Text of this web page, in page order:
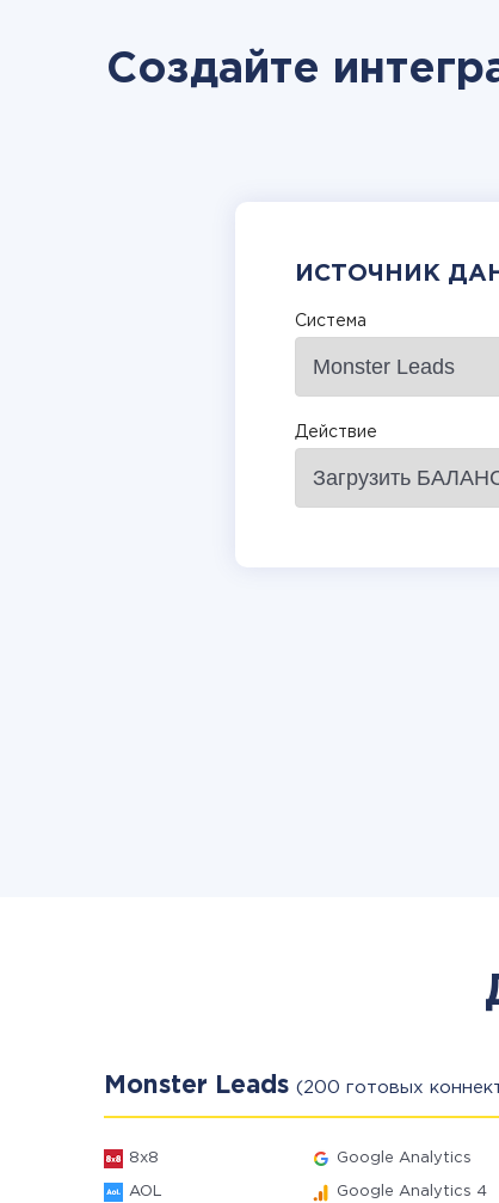
Создайте
ИСТОЧНИК
Система
Действие
Monster Leads (200 готовых
8x8 Google Analytics
AOL Google Analytics 4